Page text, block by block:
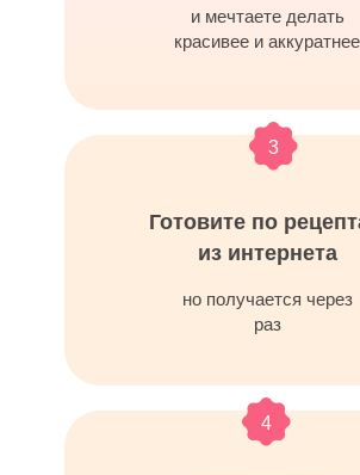
и мечтаете делать
красивее и аккуратнее
но получается через
раз
Готовите по
из интернета
3
4